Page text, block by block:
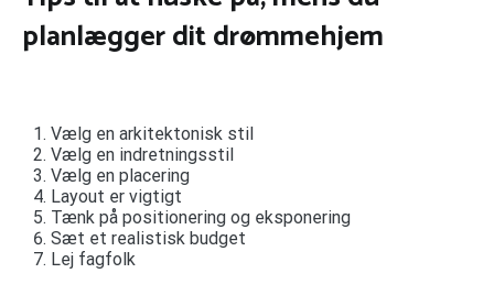
planlægger dit drømmehjem
Vælg en arkitektonisk stil
Vælg en indretningsstil
Vælg en placering
Layout er vigtigt
Tænk på positionering og eksponering
Sæt et realistisk budget
Lej fagfolk